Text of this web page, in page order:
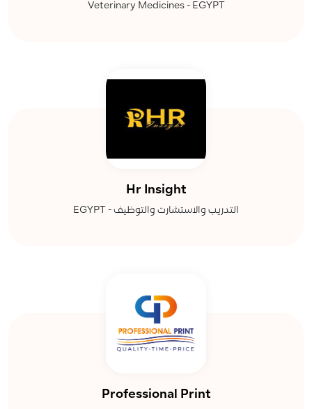
Veterinary Medicines - EGYPT
Hr Insight
التدريب والاستشارت والتوظيف - EGYPT
Professional Print